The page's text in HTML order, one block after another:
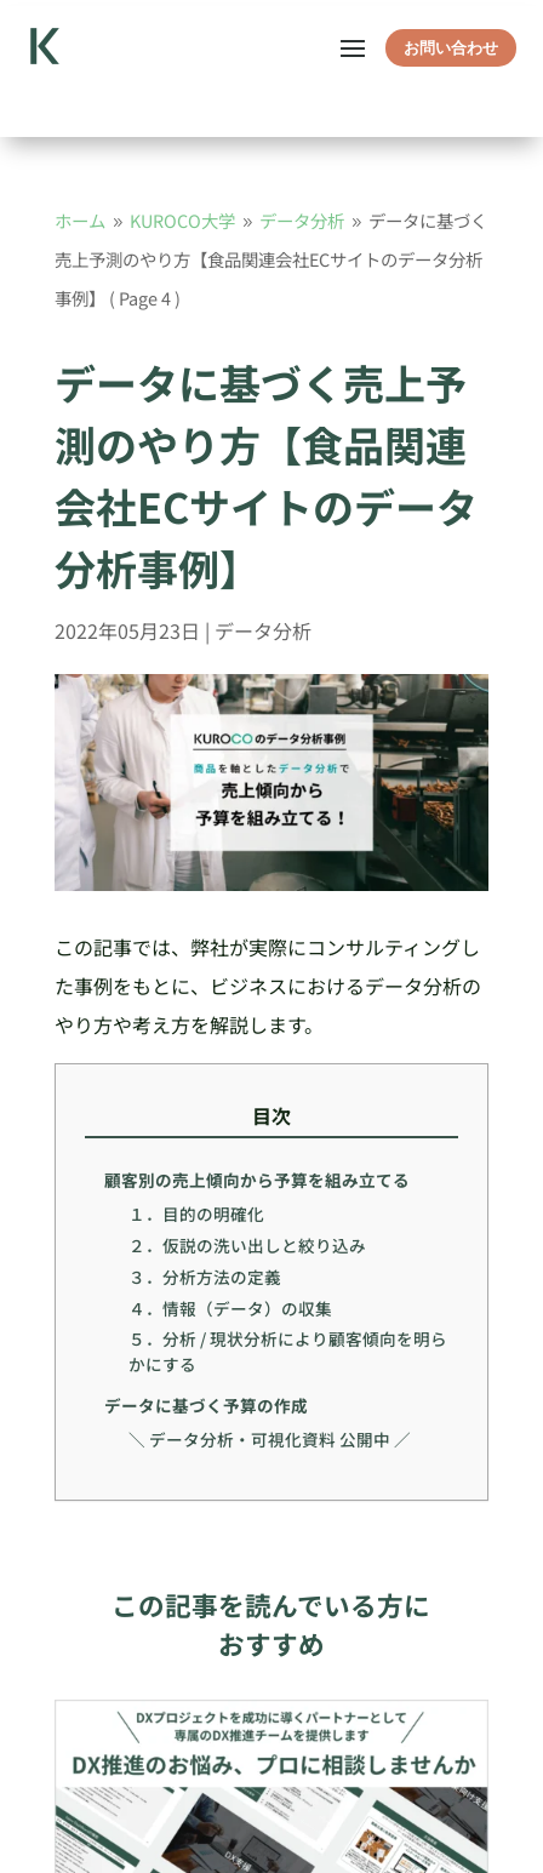
お問い合わせ
ホーム 9 KUROCO大学 9 データ分析 9 データに基づく
売上予測のやり方【食品関連会社ECサイトのデータ分析
事例】
( Page 4 )
データに基づく売上予
測のやり方【食品関連
会社ECサイトのデータ
分析事例】
2022年05月23日 | データ分析
この記事では、弊社が実際にコンサルティングし
た事例をもとに、ビジネスにおけるデータ分析の
やり方や考え方を解説します。
目次
顧客別の売上傾向から予算を組み立てる
１．目的の明確化
２．仮説の洗い出しと絞り込み
３．分析方法の定義
４．情報（データ）の収集
５．分析 / 現状分析により顧客傾向を明ら
かにする
データに基づく予算の作成
＼ データ分析・可視化資料 公開中 ／
この記事を読んでいる方に
おすすめ